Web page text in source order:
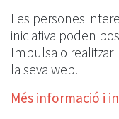
Les persones
iniciativa poden
Impulsa o
la seva web.
Més informació i